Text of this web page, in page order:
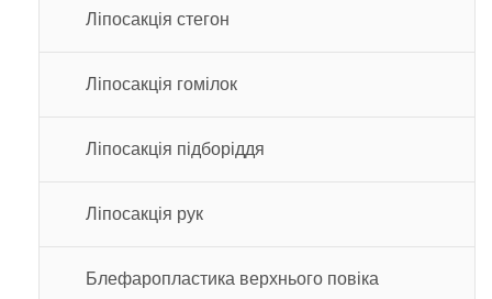
Ліпосакція стегон
Ліпосакція гомілок
Ліпосакція підборіддя
Ліпосакція рук
Блефаропластика верхнього повіка